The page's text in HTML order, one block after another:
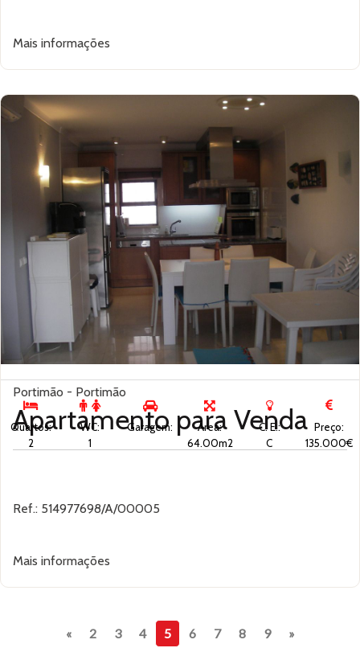
Mais informações
Portimão - Portimão
Apartamento paraVenda
Ref.: 514977698/A/00005
Mais informações
Quartos:
2
WC:
1
Garagem:
Área:
64.00m2
C. E.:
C
Preço:
135.000€
«Previous
2 3 4 5 6 7 8 9 »Next